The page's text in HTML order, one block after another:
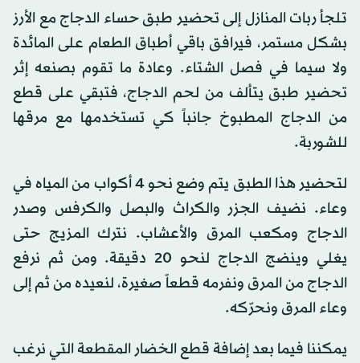
تلجأ ربات المنازل إلى تحضير طبق حساء الدجاج مع الأرز
بشكل مستمر، فيرافق باقي أطباق الطعام على المائدة
ولا سيما في فصل الشتاء. وعادة ما تقوم بصنعه إثر
تحضير طبق يتألف من لحم الدجاج، فتبقي على قطع
من الدجاج المطبوخ جانباً كي تستخدمها مع مرقها
للشوربة.
لتحضير هذا الطبق يتم وضع نحو 4 أكواب من المياه في
وعاء. نضيف الجزر والكراث والبصل والكرفس وصدر
الدجاج ومكعب المرق والأعشاب. نترك المزيج حتى
يغلي وينضج الدجاج لنحو 20 دقيقة. ومن ثم نرفع
الدجاج من المرق ونفرمه قطعاً صغيرة، لنعيده من ثم إلى
وعاء المرق ونحرّكه.
يمكننا فيما بعد إضافة قطع الخضار المقطعة التي نرغب